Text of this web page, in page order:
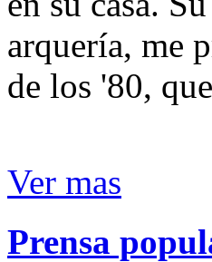
arquería, me
de los '80,
Ver mas
Prensa